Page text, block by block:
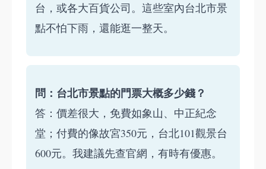
台，或各大百貨公司。這些室內台北市景
點不怕下雨，還能逛一整天。
問：台北市景點的門票大概多少錢？
答：價差很大，免費如象山、中正紀念
堂；付費的像故宮350元，台北101觀景台
600元。我建議先查官網，有時有優惠。